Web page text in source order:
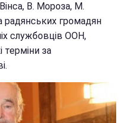
Вінса, В. Мороза, М.
громадян
службовців ООН,
за